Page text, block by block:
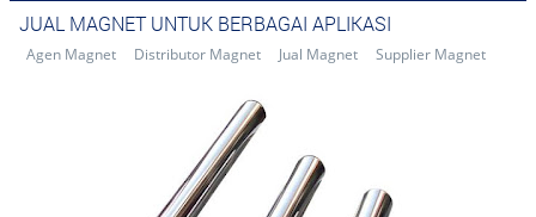
JUAL MAGNET UNTUK BERBAGAI APLIKASI
Agen Magnet Distributor Magnet Jual Magnet Supplier Magnet